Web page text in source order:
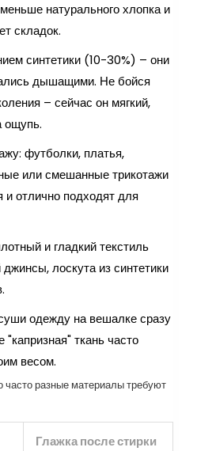
натурального хлопка и
складок.
синтетики (10-30%) – они
дышащими. Не бойся
– сейчас он мягкий,
ощупь.
футболки, платья,
или смешанные трикотажи
и отлично подходят для
и гладкий текстиль
лоскута из синтетики
одежду на вешалке сразу
"капризная" ткань часто
весом.
часто разные материалы требуют
Глажка после стирки